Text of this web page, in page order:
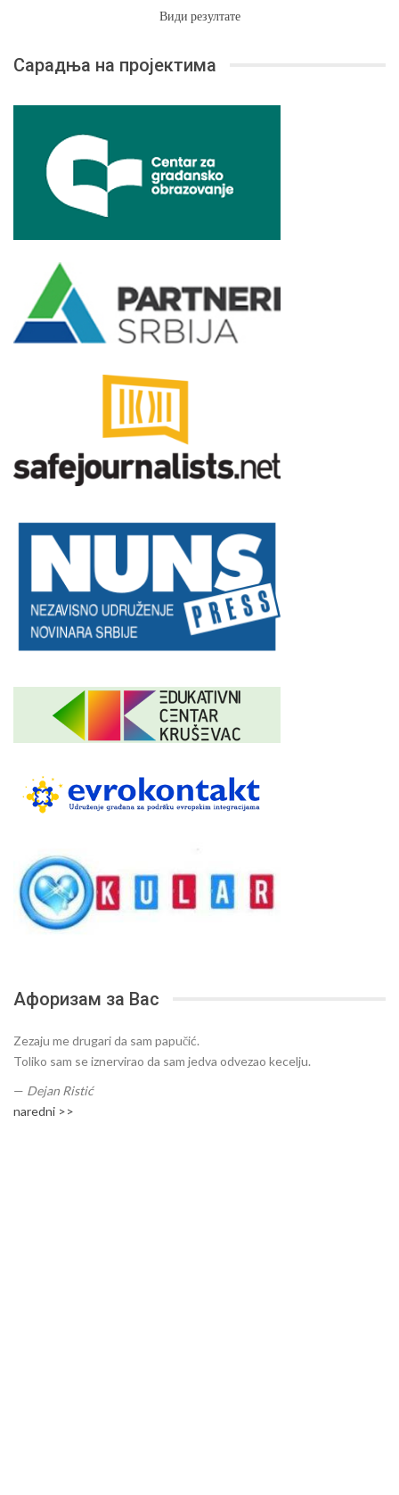
Види резултате
Сарадња на пројектима
Афоризам за Вас
Zezaju me drugari da sam papučić.
Toliko sam se iznervirao da sam jedva odvezao kecelju.
— Dejan Ristić
naredni >>